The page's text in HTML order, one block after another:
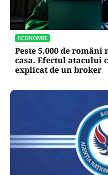
ECONOMIE
Peste 5.000 de
casa. Efectul atacului
explicat de un broker